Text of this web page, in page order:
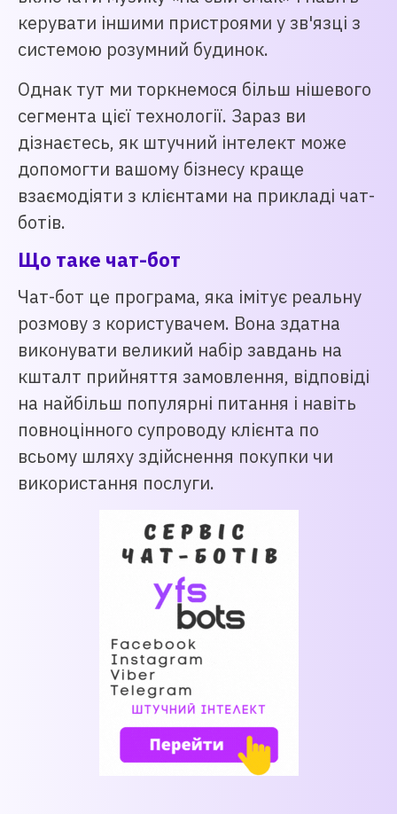
керувати іншими пристроями у зв'язці з
системою розумний будинок.
Однак тут ми торкнемося більш нішевого
сегмента цієї технології. Зараз ви
дізнаєтесь, як штучний інтелект може
допомогти вашому бізнесу краще
взаємодіяти з клієнтами на прикладі чат-
ботів.
Що таке чат-бот
Чат-бот це програма, яка імітує реальну
розмову з користувачем. Вона здатна
виконувати великий набір завдань на
кшталт прийняття замовлення, відповіді
на найбільш популярні питання і навіть
повноцінного супроводу клієнта по
всьому шляху здійснення покупки чи
використання послуги.